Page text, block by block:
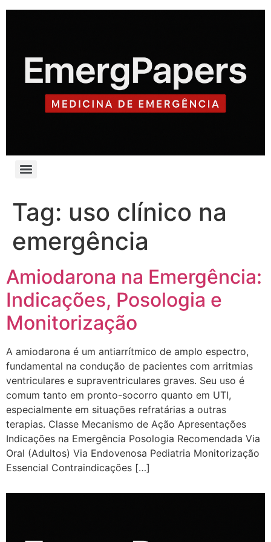
Tag: uso clínico na
emergência
Amiodarona na Emergência:
Indicações, Posologia e
Monitorização
A amiodarona é um antiarrítmico de amplo espectro,
fundamental na condução de pacientes com arritmias
ventriculares e supraventriculares graves. Seu uso é
comum tanto em pronto-socorro quanto em UTI,
especialmente em situações refratárias a outras
terapias. Classe Mecanismo de Ação Apresentações
Indicações na Emergência Posologia Recomendada Via
Oral (Adultos) Via Endovenosa Pediatria Monitorização
Essencial Contraindicações […]